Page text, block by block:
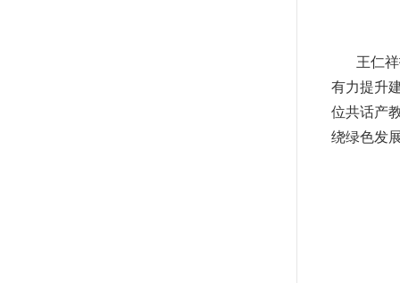
王仁
有力提升
位共话产
绕绿色发